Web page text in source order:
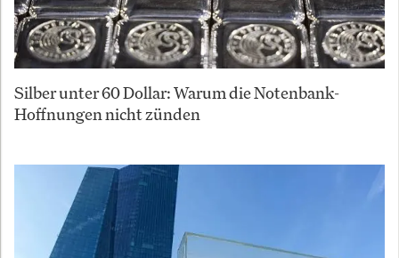
Silber unter 60 Dollar: Warum die Notenbank-
Hoffnungen nicht zünden